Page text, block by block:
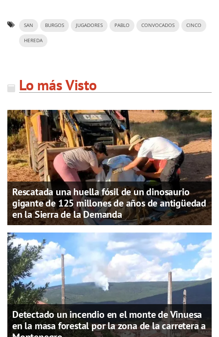
SAN BURGOS JUGADORES PABLO CONVOCADOS CINCO
HEREDA
Lo más Visto
Rescatada una huella fósil de un dinosaurio
gigante de 125 millones de años de antigüedad
en la Sierra de la Demanda
Detectado un incendio en el monte de Vinuesa
en la masa forestal por la zona de la carretera a